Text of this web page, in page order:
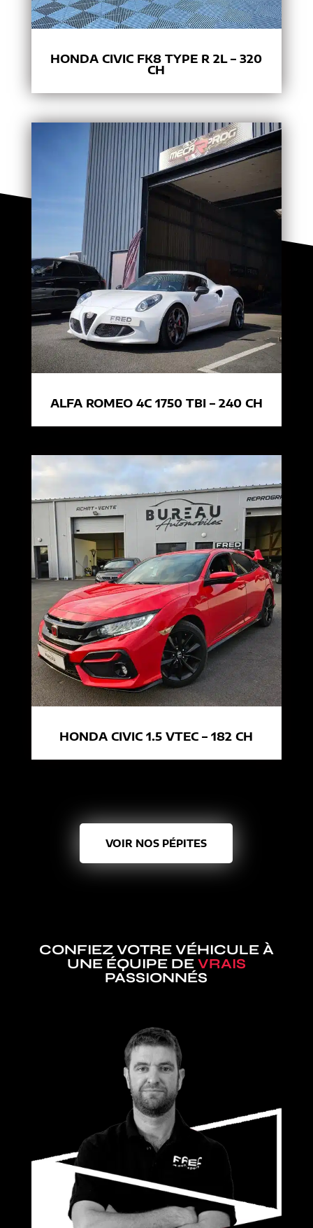
HONDA CIVIC FK8 TYPE R 2L – 320
CH
ALFA ROMEO 4C 1750 TBI – 240 CH
HONDA CIVIC 1.5 VTEC – 182 CH
VOIR NOS PÉPITES
CONFIEZ VOTRE VÉHICULE À
UNE ÉQUIPE DE VRAIS
PASSIONNÉS